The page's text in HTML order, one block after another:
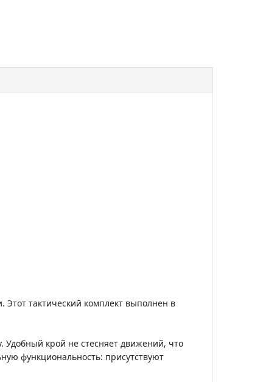
тактический комплект выполнен в
Удобный крой не стесняет движений, что
функциональность: присутствуют